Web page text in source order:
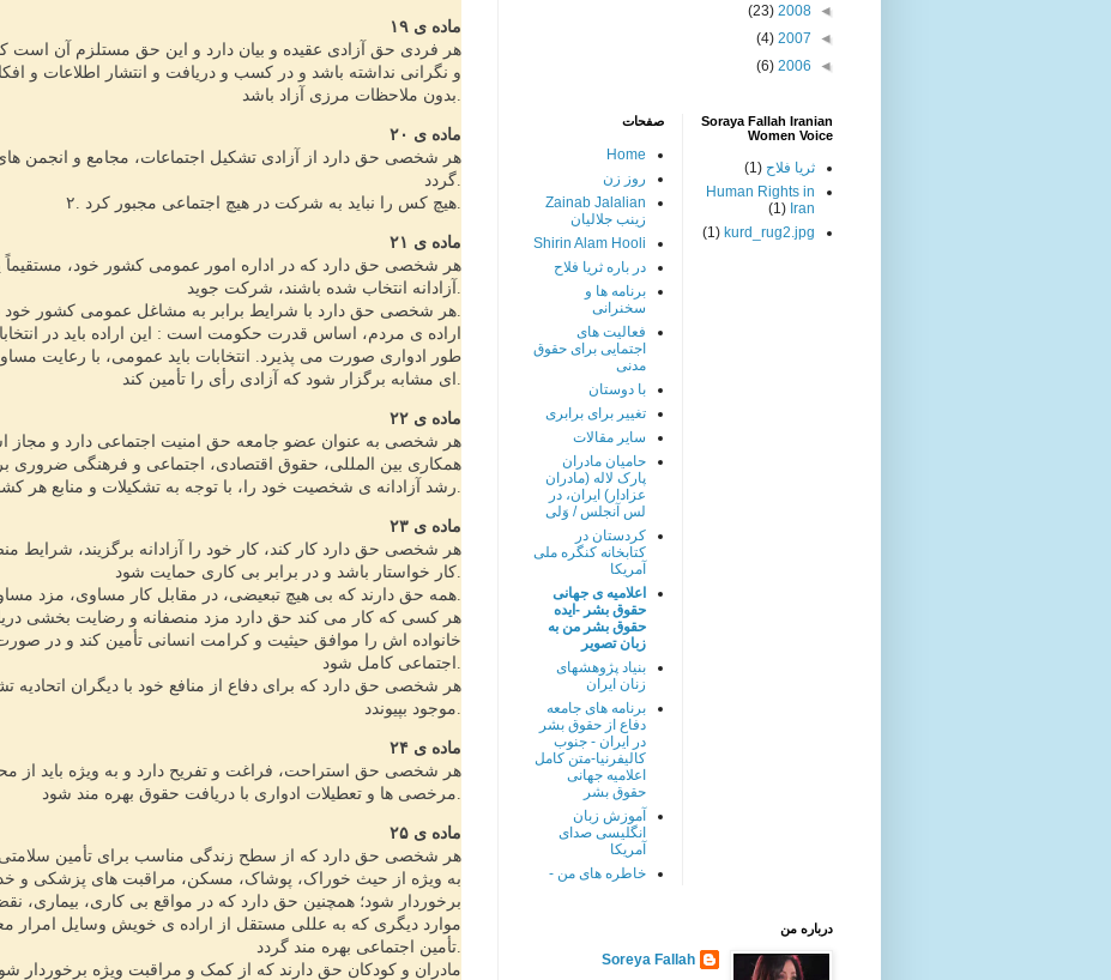
ماده ی ۱۹
هر فردی حق آزادی عقیده و بیان دارد و این حق مستلزم آن است
و نگرانی نداشته باشد و در کسب و دریافت و انتشار اطلاعات و
ماده ی ۲۰
ماده ی ۲۱
طور ادواری صورت می پذیرد. انتخابات باید عمومی، با رعایت
ماده ی ۲۲
هر شخصی به عنوان عضو جامعه حق امنیت اجتماعی دارد و
همکاری بین المللی، حقوق اقتصادی، اجتماعی و فرهنگی ضروری
ماده ی ۲۳
خانواده اش را موافق حیثیت و کرامت انسانی تأمین کند و در
ماده ی ۲۴
هر شخصی حق استراحت، فراغت و تفریح دارد و به ویژه باید از
ماده ی ۲۵
به ویژه از حیث خوراک، پوشاک، مسکن، مراقبت های پزشکی و
برخوردار شود؛ همچنین حق دارد که در مواقع بی کاری، بیماری،
موارد دیگری که به عللی مستقل از اراده ی خویش وسایل امرار
◄
2008
(23)
◄
2007
(4)
◄
2006
(6)
Soraya Fallah Iranian
Women Voice
ثریا فلاح (1)
Human Rights in
Iran
(1)
kurd_rug2.jpg
(1)
صفحات
Home
روز زن
Zainab Jalalian
زینب جلالیان
Shirin Alam Hooli
در باره ثریا فلاح
برنامه ها و
سخنرانی
فعالیت های
اجتمایی برای حقوق
مدنی
با دوستان
تغییر برای برابری
سایر مقالات
حامیان مادران
پارک لاله (مادران
عزادار) ایران، در
لس آنجلس / وَلی
کردستان در
کتابخانه کنگره ملی
آمریکا
اعلامیه ی جهانی
حقوق بشر -ایده
حقوق بشر من به
زبان تصویر
بنیاد پژوهشهای
زنان ایران
برنامه های جامعه
دفاع از حقوق بشر
در ایران - جنوب
کالیفرنیا-متن کامل
اعلامیه جهانی
حقوق بشر
آموزش زبان
انگلیسی صدای
آمریکا
خاطره های من -
درباره من
Soreya Fallah